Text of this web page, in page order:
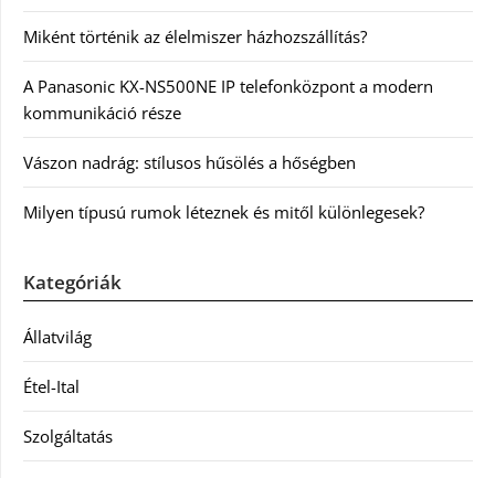
Miként történik az élelmiszer házhozszállítás?
A Panasonic KX-NS500NE IP telefonközpont a modern
kommunikáció része
Vászon nadrág: stílusos hűsölés a hőségben
Milyen típusú rumok léteznek és mitől különlegesek?
Kategóriák
Állatvilág
Étel-Ital
Szolgáltatás